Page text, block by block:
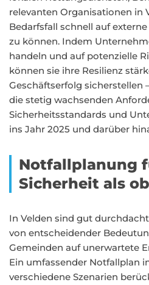
relevanten Organisationen in
Bedarfsfall schnell auf
zu können. Indem
handeln und auf potenzielle
können sie ihre Resilienz
Geschäftserfolg sicherstellen
die stetig wachsenden
Sicherheitsstandards und
ins Jahr 2025 und darüber
Notfallplanung
Sicherheit als
In Velden sind gut
von entscheidender
Gemeinden auf unerwartete
Ein umfassender Notfallplan
verschiedene Szenarien